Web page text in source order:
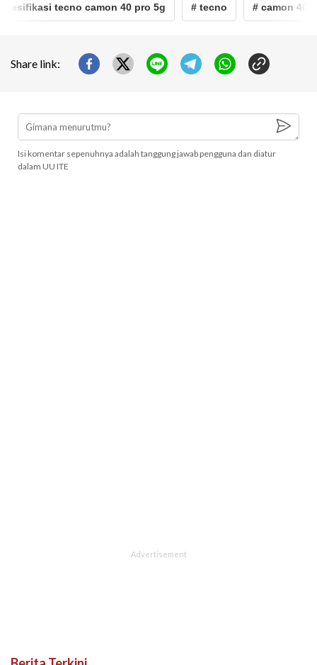
tecno camon 40 pro 5g # tecno # camon 40
Share link:
Isi komentar sepenuhnya adalah tanggung jawab pengguna dan diatur
dalam UU ITE